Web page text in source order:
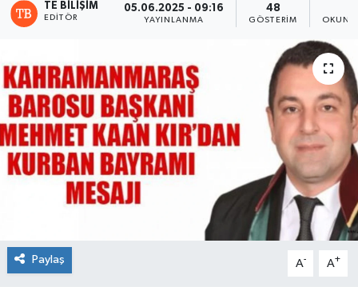
TE BILIŞIM
EDITÖR
05.06.2025 - 09:16
YAYINLANMA
48
GÖSTERIM
Paylaş A- A+